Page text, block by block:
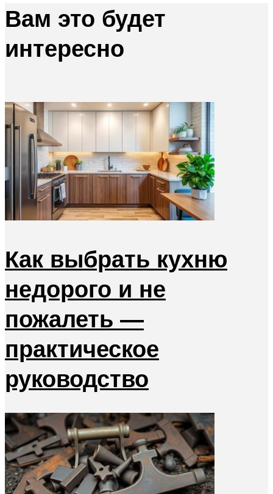
Вам это будет
интересно
Как выбрать кухню
недорого и не
пожалеть —
практическое
руководство